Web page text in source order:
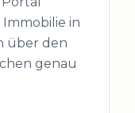
Immobilie in
über den
genau